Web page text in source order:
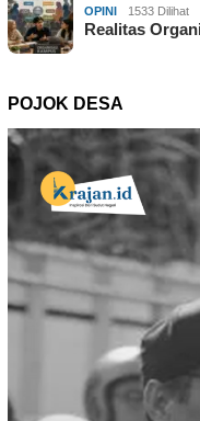
OPINI 1533 Dilihat
Realitas
POJOK DESA